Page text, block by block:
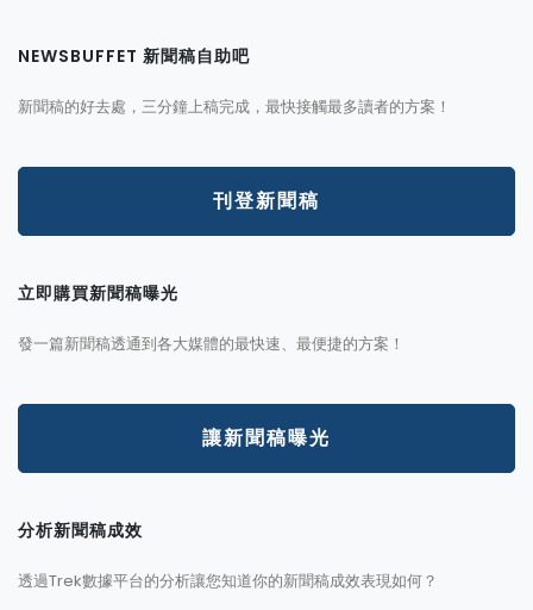
NEWSBUFFET 新聞稿自助吧
新聞稿的好去處，三分鐘上稿完成，最快接觸最多讀者的方案！
刊登新聞稿
立即購買新聞稿曝光
發一篇新聞稿透通到各大媒體的最快速、最便捷的方案！
讓新聞稿曝光
分析新聞稿成效
透過Trek數據平台的分析讓您知道你的新聞稿成效表現如何？